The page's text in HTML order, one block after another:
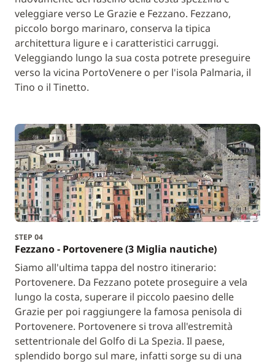
veleggiare verso Le Grazie e Fezzano. Fezzano,
piccolo borgo marinaro, conserva la tipica
architettura ligure e i caratteristici carruggi.
Veleggiando lungo la sua costa potrete preseguire
verso la vicina PortoVenere o per l'isola Palmaria, il
Tino o il Tinetto.
STEP 04
Fezzano - Portovenere (3 Miglia nautiche)
Siamo all'ultima tappa del nostro itinerario:
Portovenere. Da Fezzano potete proseguire a vela
lungo la costa, superare il piccolo paesino delle
Grazie per poi raggiungere la famosa penisola di
Portovenere. Portovenere si trova all'estremità
settentrionale del Golfo di La Spezia. Il paese,
splendido borgo sul mare, infatti sorge su di una